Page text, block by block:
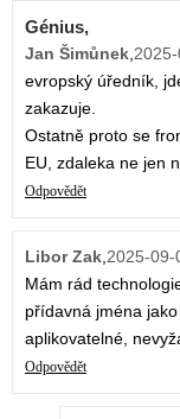
Génius,
Jan Šimůnek
evropský úředník,
zakazuje.
Ostatně proto se
EU, zdaleka ne jen
Odpovědět
Libor Zak 2025-09-
Mám rád
přídavná jména
aplikovatelné,
Odpovědět